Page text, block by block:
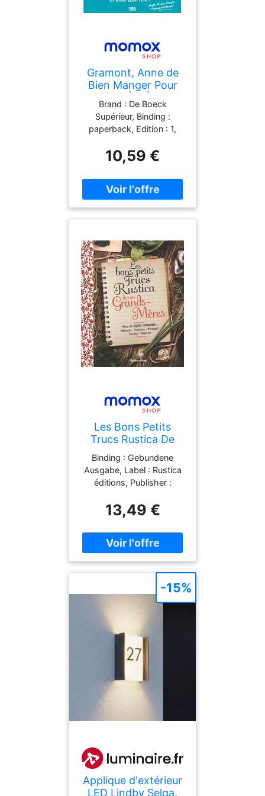
Gramont, Anne de
Bien Manger Pour
Réussir À L'École :
Tous Les Conseils
D'Une Prof Des
Écoles Naturopathe
Brand : De Boeck
Supérieur, Binding :
paperback, Edition : 1,
réussir à l'école : Tous les
conseils d'une prof des
écoles naturopathe,
Format : big_book,
01-13, authors : Gramont,
Anne de, languages :
french, ISBN :
2807371752
10,59 €
Les Bons Petits
Trucs Rustica De
Nos Grands-Mères :
Plus De 1.500
Conseils : Maison,
Cuisine, Potager,
Jardin, Balcon
Binding : Gebundene
Ausgabe, Label : Rustica
éditions, Publisher :
Gebundene Ausgabe,
publicationDate : 2015-
03-10, authors : Rustica,
languages : french, ISBN :
13,49 €
Applique d'extérieur
LED Lindby Selqa,
-15%